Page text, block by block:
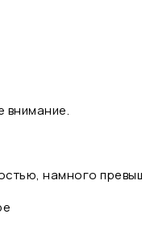
внимание.
намного